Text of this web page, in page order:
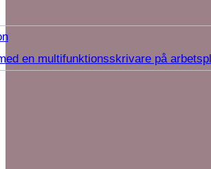
en multifunktionsskrivare på